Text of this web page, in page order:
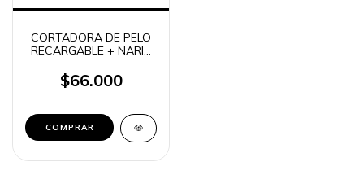
CORTADORA DE PELO
RECARGABLE + NARIZ
GCS 544
$66.000